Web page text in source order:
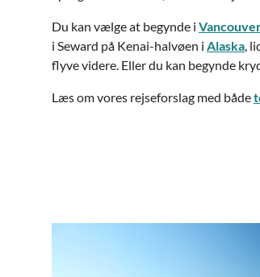
Du kan vælge at begynde i
i Seward på Kenai-halvøen i Alaska,
flyve videre. Eller du kan begynde
Læs om vores rejseforslag med både